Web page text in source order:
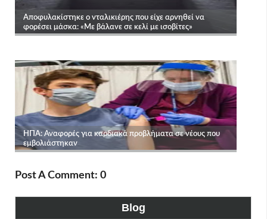
Post A Comment: 0
Blog